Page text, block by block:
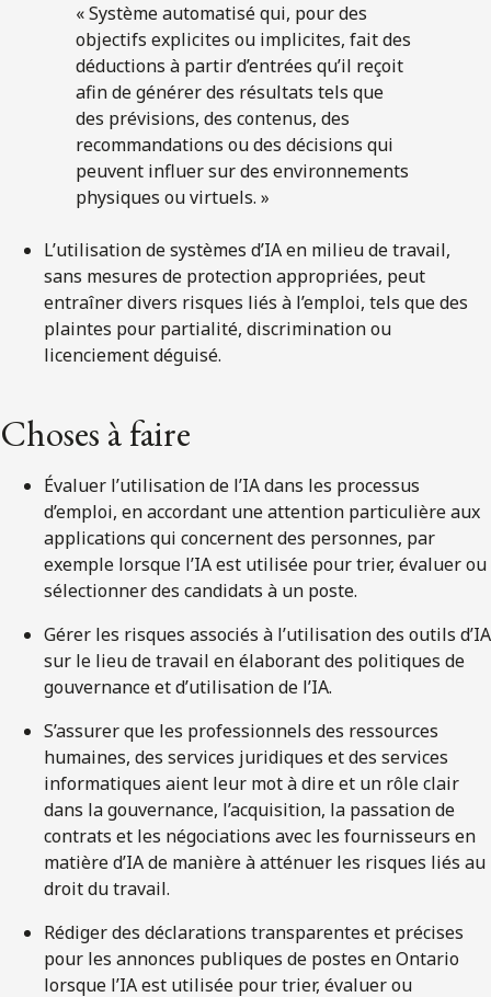
« Système automatisé qui, pour des
objectifs explicites ou implicites, fait des
déductions à partir d’entrées qu’il reçoit
afin de générer des résultats tels que
des prévisions, des contenus, des
recommandations ou des décisions qui
peuvent influer sur des environnements
physiques ou virtuels. »
L’utilisation de systèmes d’IA en milieu de travail,
sans mesures de protection appropriées, peut
entraîner divers risques liés à l’emploi, tels que des
plaintes pour partialité, discrimination ou
licenciement déguisé.
Choses à faire
Évaluer l’utilisation de l’IA dans les processus
d’emploi, en accordant une attention particulière aux
applications qui concernent des personnes, par
exemple lorsque l’IA est utilisée pour trier, évaluer ou
sélectionner des candidats à un poste.
Gérer les risques associés à l’utilisation des outils d’IA
sur le lieu de travail en élaborant des politiques de
gouvernance et d’utilisation de l’IA.
S’assurer que les professionnels des ressources
humaines, des services juridiques et des services
informatiques aient leur mot à dire et un rôle clair
dans la gouvernance, l’acquisition, la passation de
contrats et les négociations avec les fournisseurs en
matière d’IA de manière à atténuer les risques liés au
droit du travail.
Rédiger des déclarations transparentes et précises
pour les annonces publiques de postes en Ontario
lorsque l’IA est utilisée pour trier, évaluer ou